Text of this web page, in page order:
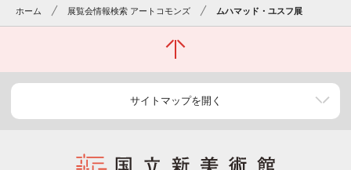
ホーム 展覧会情報検索 アートコモンズ ムハマッド・ユスフ展
サイトマップを開く